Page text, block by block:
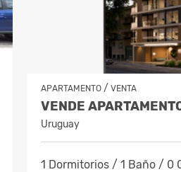
APARTAMENTO / VENTA
Uruguay
1 Dormitorios / 1 Baño / 0